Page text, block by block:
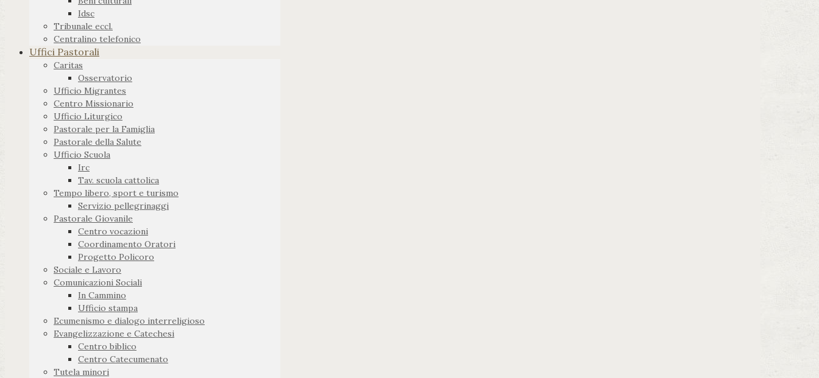
Idsc
Tribunale eccl.
Centralino telefonico
Uffici Pastorali
Caritas
Osservatorio
Ufficio Migrantes
Centro Missionario
Ufficio Liturgico
Pastorale per la Famiglia
Pastorale della Salute
Ufficio Scuola
Irc
Tav. scuola cattolica
Tempo libero, sport e turismo
Servizio pellegrinaggi
Pastorale Giovanile
Centro vocazioni
Coordinamento Oratori
Progetto Policoro
Sociale e Lavoro
Comunicazioni Sociali
In Cammino
Ufficio stampa
Ecumenismo e dialogo interreligioso
Evangelizzazione e Catechesi
Centro biblico
Centro Catecumenato
Tutela minori